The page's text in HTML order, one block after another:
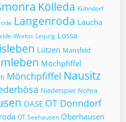
Kölleda Kühndorf
Langenroda Laucha
Worbis Leipzig Lossa
Lützen Mansfeld
Möchpfiffel
Mönchpfiffel Nausitz
Niederspier Nohra
OASE OT Donndorf
OT Seehausen Oberhausen